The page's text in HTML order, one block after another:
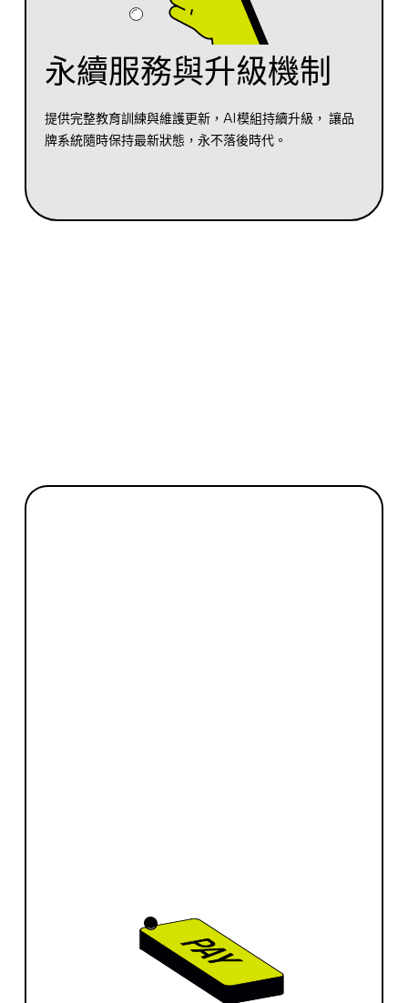
永續服務與升級機制
提供完整教育訓練與維護更新，AI模組持續升級， 讓品
牌系統隨時保持最新狀態，永不落後時代。